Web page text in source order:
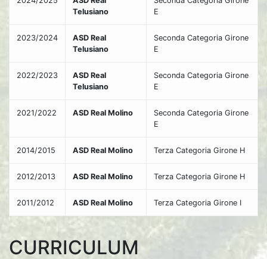
Telusiano
E
2023/2024
ASD Real
Telusiano
Seconda Categoria Girone
E
2022/2023
ASD Real
Telusiano
Seconda Categoria Girone
E
2021/2022 ASD Real Molino
Seconda Categoria Girone
E
2014/2015 ASD Real Molino Terza Categoria Girone H
2012/2013 ASD Real Molino Terza Categoria Girone H
2011/2012 ASD Real Molino Terza Categoria Girone I
CURRICULUM